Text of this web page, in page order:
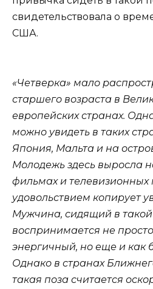
свидетельствовала о
США.
«Четверка» мало
старшего возраста в
европейских странах.
можно увидеть в таких
Япония, Мальта и на
Молодежь здесь выросла
фильмах и телевизионных
удовольствием копирует
Мужчина, сидящий в такой
воспринимается не
энергичный, но еще и как
Однако в странах
такая поза считается